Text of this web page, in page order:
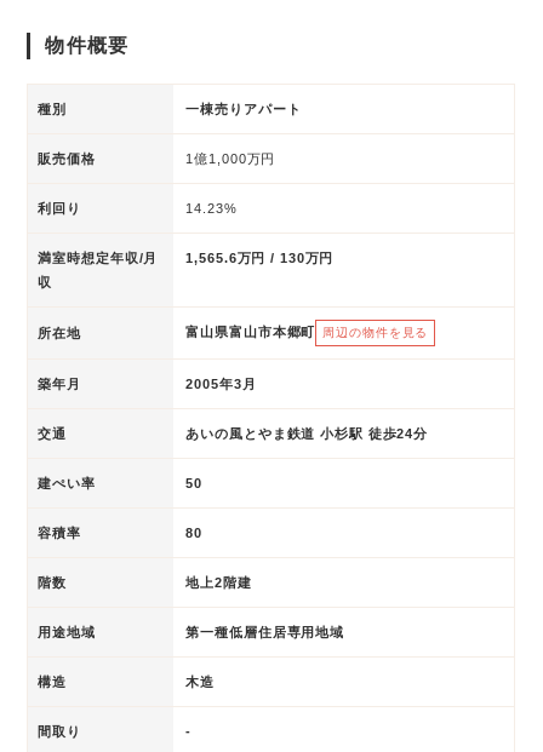
物件概要
種別 一棟売りアパート
販売価格 1億1,000万円
利回り 14.23%
満室時想定年収/月
収
1,565.6万円 / 130万円
所在地 富山県富山市本郷町 周辺の物件を見る
築年月 2005年3月
交通 あいの風とやま鉄道 小杉駅 徒歩24分
建ぺい率 50
容積率 80
階数 地上2階建
用途地域 第一種低層住居専用地域
構造 木造
間取り -